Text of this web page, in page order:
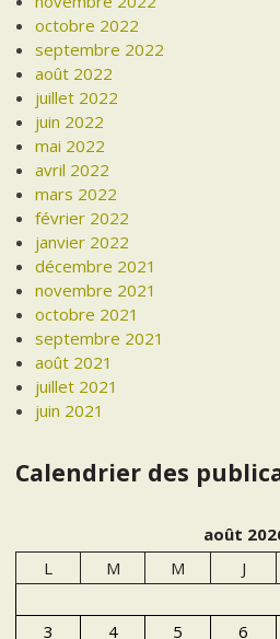
octobre 2022
septembre 2022
août 2022
juillet 2022
juin 2022
mai 2022
avril 2022
mars 2022
février 2022
janvier 2022
décembre 2021
novembre 2021
octobre 2021
septembre 2021
août 2021
juillet 2021
juin 2021
Calendrier des
août
L
M M J
3
4 5 6